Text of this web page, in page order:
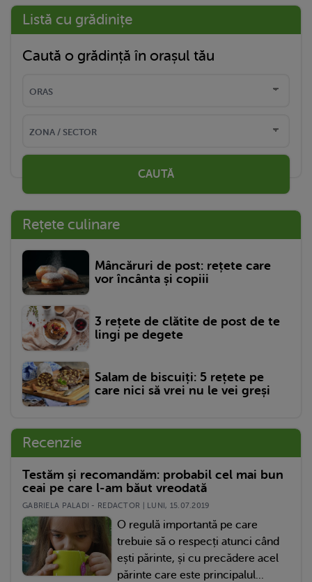
Listă cu grădinițe
Caută o grădință în orașul tău
CAUTĂ
Rețete culinare
Mâncăruri de post: rețete care
vor încânta și copiii
3 rețete de clătite de post de te
lingi pe degete
Salam de biscuiți: 5 rețete pe
care nici să vrei nu le vei greși
Recenzie
Testăm și recomandăm: probabil cel mai bun
ceai pe care l-am băut vreodată
GABRIELA PALADI - REDACTOR | LUNI, 15.07.2019
O regulă importantă pe care
trebuie să o respecți atunci când
ești părinte, și cu precădere acel
părinte care este principalul...